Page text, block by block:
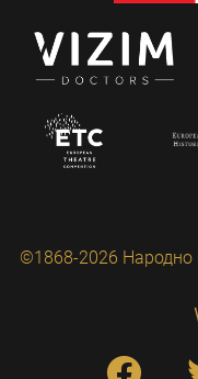
©1868-2026 Народно